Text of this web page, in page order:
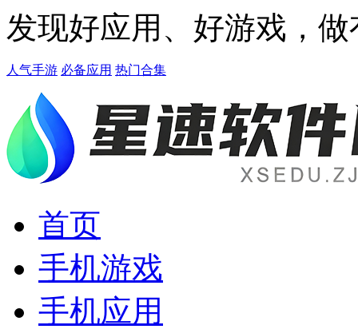
发现好应用、好游戏，
人气手游 必备应用 热门合集
首页
手机游戏
手机应用